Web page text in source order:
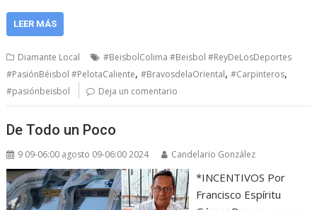
LEER MÁS
Diamante Local
#BeisbolColima #Beisbol #ReyDeLosDeportes
#PasiónBéisbol #PelotaCaliente,#BravosdelaOriental,#Carpinteros,
#pasiónbeisbol Deja un comentario
De Todo un Poco
9 09-06:00 agosto 09-06:00 2024 Candelario González
*INCENTIVOS Por
Francisco Espíritu